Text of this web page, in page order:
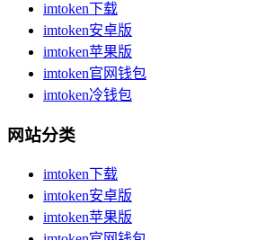
imtoken下载
imtoken安卓版
imtoken苹果版
imtoken官网钱包
imtoken冷钱包
网站分类
imtoken下载
imtoken安卓版
imtoken苹果版